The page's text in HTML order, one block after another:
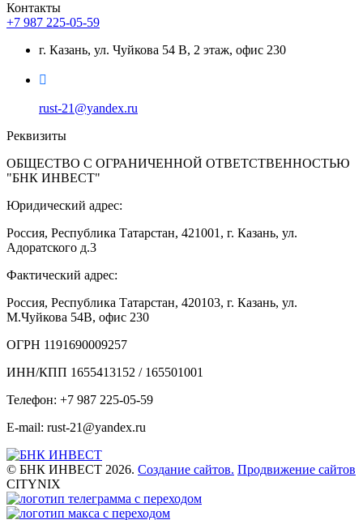
Контакты
+7 987 225-05-59
г. Казань, ул. Чуйкова 54 В, 2 этаж, офис 230
rust-21@yandex.ru
Реквизиты
ОБЩЕСТВО С ОГРАНИЧЕННОЙ ОТВЕТСТВЕННОСТЬЮ
"БНК ИНВЕСТ"
Юридический адрес:
Россия, Республика Татарстан, 421001, г. Казань, ул.
Адоратского д.3
Фактический адрес:
Россия, Республика Татарстан, 420103, г. Казань, ул.
М.Чуйкова 54В, офис 230
ОГРН 1191690009257
ИНН/КПП 1655413152 / 165501001
Телефон: +7 987 225-05-59
E-mail: rust-21@yandex.ru
© БНК ИНВЕСТ 2026. Создание сайтов. Продвижение сайтов
CITYNIX